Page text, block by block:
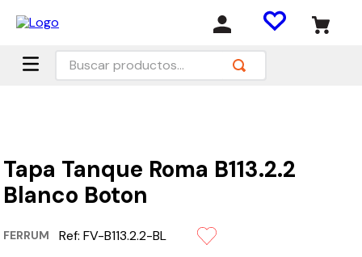
Buscar productos...
Tapa Tanque Roma B113.2.2
Blanco Boton
FERRUM Ref:FV-B113.2.2-BL